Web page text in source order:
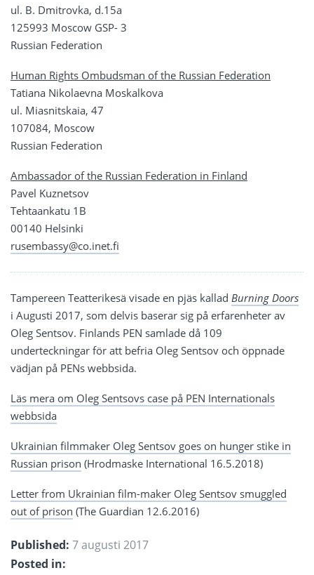
ul. B. Dmitrovka, d.15a
125993 Moscow GSP- 3
Russian Federation
Human Rights Ombudsman of the Russian Federation
Tatiana Nikolaevna Moskalkova
ul. Miasnitskaia, 47
107084, Moscow
Russian Federation
Ambassador of the Russian Federation in Finland
Pavel Kuznetsov
Tehtaankatu 1B
00140 Helsinki
rusembassy@co.inet.fi
Tampereen Teatterikesä visade en pjäs kallad Burning Doors
i Augusti 2017, som delvis baserar sig på erfarenheter av
Oleg Sentsov. Finlands PEN samlade då 109
underteckningar för att befria Oleg Sentsov och öppnade
vädjan på PENs webbsida.
Läs mera om Oleg Sentsovs case på PEN Internationals
webbsida
Ukrainian filmmaker Oleg Sentsov goes on hunger stike in
Russian prison (Hrodmaske International 16.5.2018)
Letter from Ukrainian film-maker Oleg Sentsov smuggled
out of prison (The Guardian 12.6.2016)
Published: 7 augusti 2017
Posted in: